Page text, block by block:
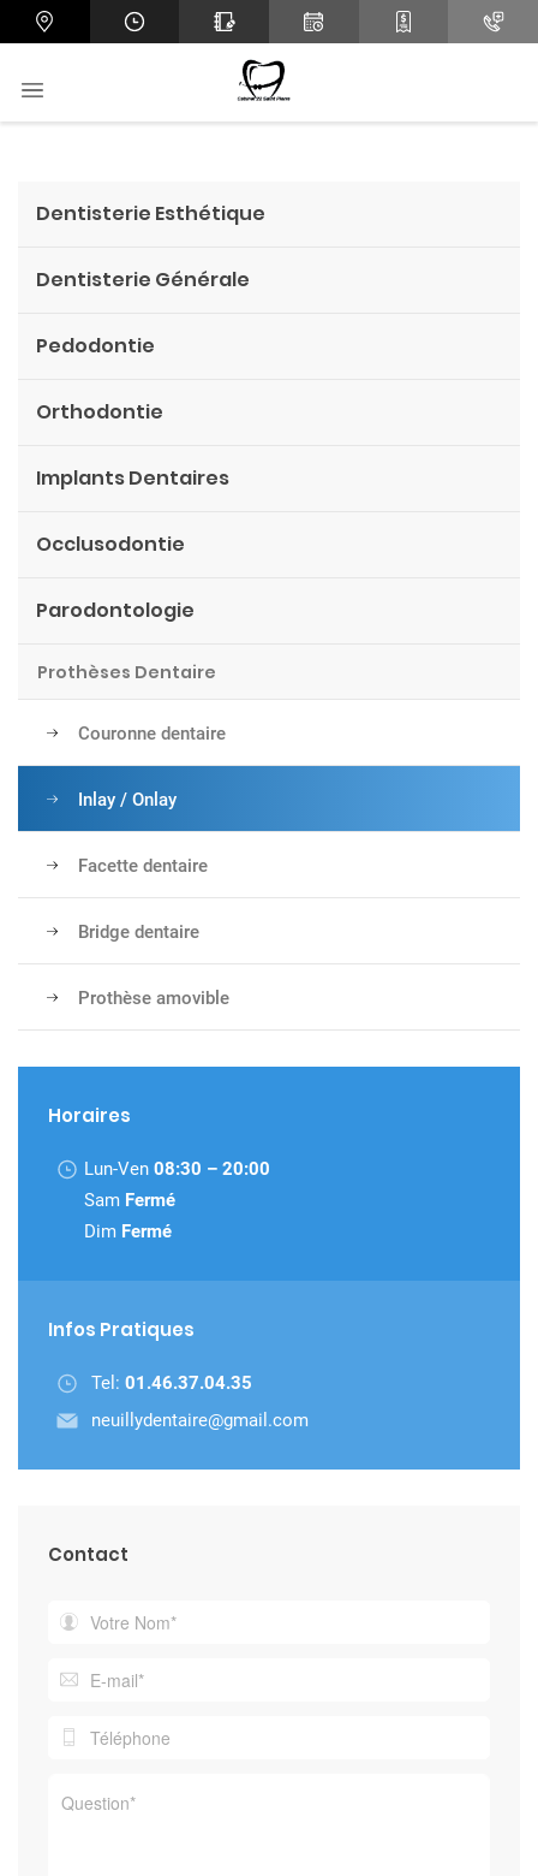
Dentisterie Esthétique
Dentisterie Générale
Pedodontie
Orthodontie
Implants Dentaires
Occlusodontie
Parodontologie
Prothèses Dentaire
Couronne dentaire
Inlay / Onlay
Facette dentaire
Bridge dentaire
Prothèse amovible
Horaires
Lun-Ven 08:30 – 20:00
Sam Fermé
Dim Fermé
Infos Pratiques
Tel: 01.46.37.04.35
neuillydentaire@gmail.com
Contact